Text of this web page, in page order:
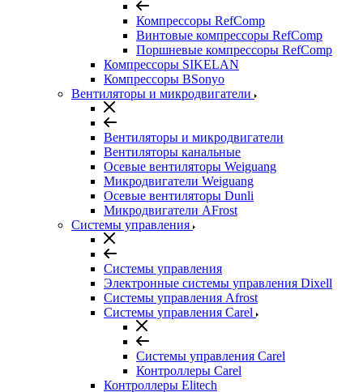
Компрессоры RefComp
Винтовые компрессоры RefComp
Поршневые компрессоры RefComp
Компрессоры SIKELAN
Компрессоры BSonyo
Вентиляторы и микродвигатели
Вентиляторы и микродвигатели
Вентиляторы канальные
Осевые вентиляторы Weiguang
Микродвигатели Weiguang
Осевые вентиляторы Dunli
Микродвигатели AFrost
Системы управления
Системы управления
Электронные системы управления Dixell
Системы управления Afrost
Системы управления Carel
Системы управления Carel
Контроллеры Carel
Контроллеры Elitech